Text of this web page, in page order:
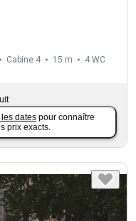
Cabine 4 15 m 4 WC
dates pour connaître
prix exacts.